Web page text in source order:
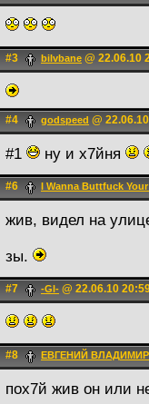
#3 bilvbane @ 22.06.10
#4 godspeed @
#1 ну и х7йня
#6 I Wanna Buttfuck
жив, видел на
зы.
#7 -Gl- @ 22.06.10
#8 ЕВГЕНИЙ
пох7й жив он или